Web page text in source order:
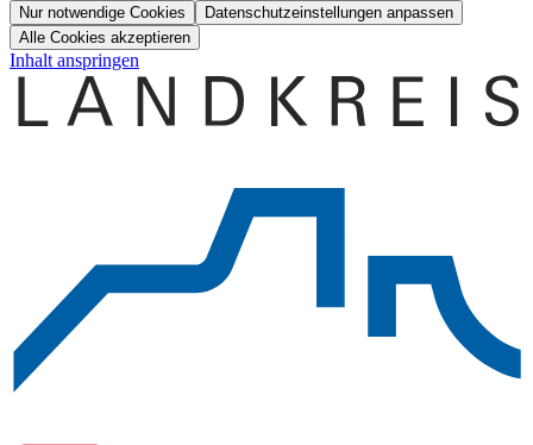
Nur notwendige Cookies
Datenschutzeinstellungen anpassen
Alle Cookies akzeptieren
Inhalt anspringen